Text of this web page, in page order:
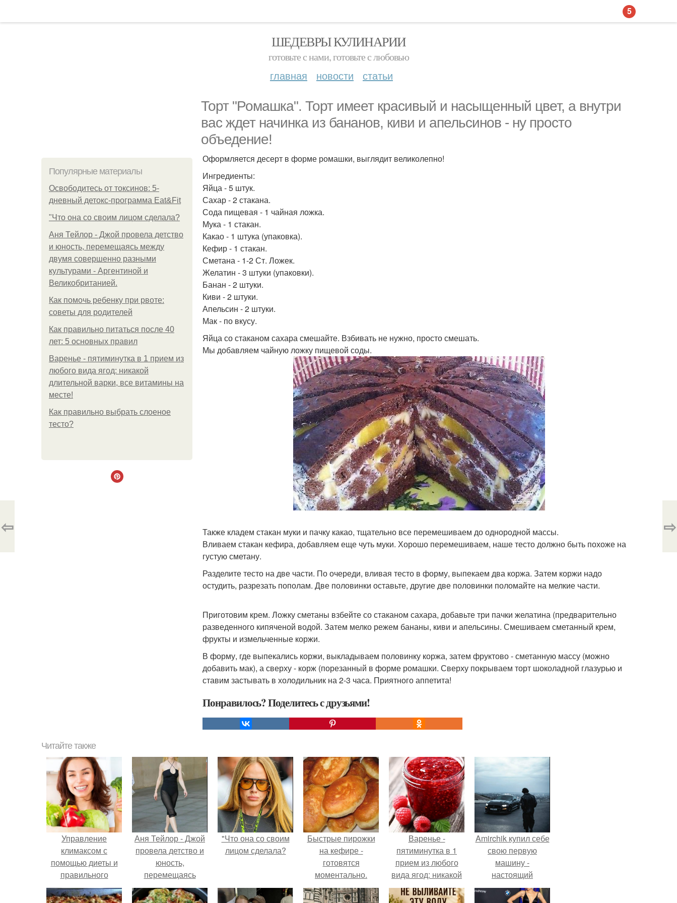
ШЕДЕВРЫ КУЛИНАРИИ
готовьте с нами, готовьте с любовью
главная новости статьи
Торт "Ромашка". Торт имеет красивый и насыщенный цвет, а внутри
вас ждет начинка из бананов, киви и апельсинов - ну просто
объедение!
Популярные материалы
Освободитесь от токсинов: 5-
дневный детокс-программа Eat&Fit
"Что она со своим лицом сделала?
Аня Тейлор - Джой провела детство
и юность, перемещаясь между
двумя совершенно разными
культурами - Аргентиной и
Великобританией.
Как помочь ребенку при рвоте:
советы для родителей
Как правильно питаться после 40
лет: 5 основных правил
Варенье - пятиминутка в 1 прием из
любого вида ягод: никакой
длительной варки, все витамины на
месте!
Как правильно выбрать слоеное
тесто?
Оформляется десерт в форме ромашки, выглядит великолепно!
Ингредиенты:
Яйца - 5 штук.
Сахар - 2 стакана.
Сода пищевая - 1 чайная ложка.
Мука - 1 стакан.
Какао - 1 штука (упаковка).
Кефир - 1 стакан.
Сметана - 1-2 Ст. Ложек.
Желатин - 3 штуки (упаковки).
Банан - 2 штуки.
Киви - 2 штуки.
Апельсин - 2 штуки.
Мак - по вкусу.
Яйца со стаканом сахара смешайте. Взбивать не нужно, просто смешать.
Мы добавляем чайную ложку пищевой соды.
Также кладем стакан муки и пачку какао, тщательно все перемешиваем до однородной массы.
Вливаем стакан кефира, добавляем еще чуть муки. Хорошо перемешиваем, наше тесто должно быть похоже на
густую сметану.
Разделите тесто на две части. По очереди, вливая тесто в форму, выпекаем два коржа. Затем коржи надо
остудить, разрезать пополам. Две половинки оставьте, другие две половинки поломайте на мелкие части.
Приготовим крем. Ложку сметаны взбейте со стаканом сахара, добавьте три пачки желатина (предварительно
разведенного кипяченой водой. Затем мелко режем бананы, киви и апельсины. Смешиваем сметанный крем,
фрукты и измельченные коржи.
В форму, где выпекались коржи, выкладываем половинку коржа, затем фруктово - сметанную массу (можно
добавить мак), а сверху - корж (порезанный в форме ромашки. Сверху покрываем торт шоколадной глазурью и
ставим застывать в холодильник на 2-3 часа. Приятного аппетита!
Понравилось? Поделитесь с друзьями!
⇦ ⇨
Читайте также
Управление
климаксом с
помощью диеты и
правильного
питания
Аня Тейлор - Джой
провела детство и
юность,
перемещаясь
между двумя
совершенно
"Что она со своим
лицом сделала?
Быстрые пирожки
на кефире -
готовятся
моментально.
Варенье -
пятиминутка в 1
прием из любого
вида ягод: никакой
длительной варки,
все витамины на
Amirchik купил себе
свою первую
машину -
настоящий
автомобиль мечты
для многих
5